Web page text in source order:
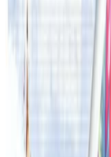
अन्तर्राष्ट्रिय
नयाँ रणनीति
२०२६ जुलाई २३
फिफा
रणनीति